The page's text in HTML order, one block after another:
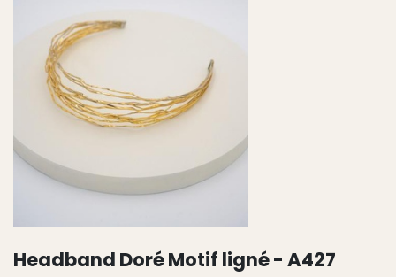
Headband Doré Motif ligné - A427